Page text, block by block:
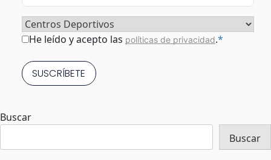
Sector*
Consentimiento*
He leído y acepto las políticas de privacidad.*
Buscar
Buscar